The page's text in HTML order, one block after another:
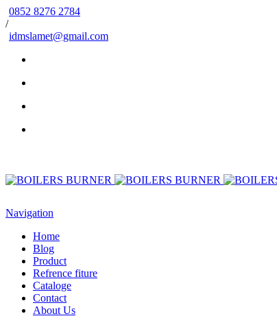
0852 8276 2784
/
idmslamet@gmail.com
Navigation
Home
Blog
Product
Refrence fiture
Cataloge
Contact
About Us